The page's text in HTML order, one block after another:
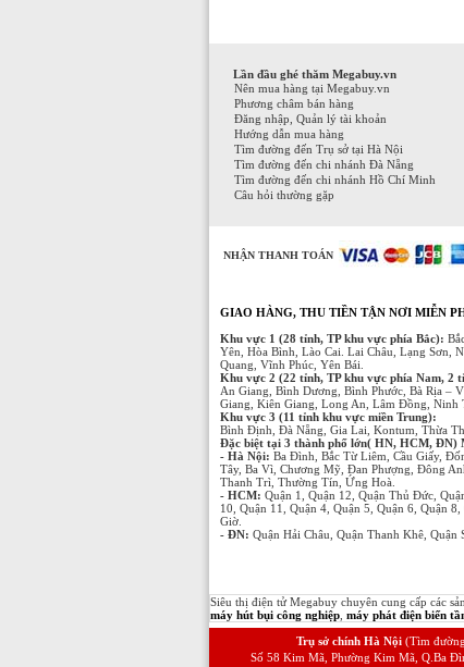
Lần đầu ghé thăm Megabuy.vn
Nên mua hàng tại Megabuy.vn
Phương châm bán hàng
Đăng nhập, Quản lý tài khoản
Hướng dẫn mua hàng
Tìm đường đến Trụ sở tại Hà Nội
Tìm đường đến chi nhánh Đà Nẵng
Tìm đường đến chi nhánh Hồ Chí Minh
Câu hỏi thường gặp
NHẬN THANH TOÁN
GIAO HÀNG, THU TIỀN TẬN NƠI MIỄN
Khu vực 1 (28 tỉnh, TP khu vực phía Bắc):
Yên, Hòa Bình, Lào Cai. Lai Châu, Lạng Sơn,
Quang, Vĩnh Phúc, Yên Bái.
Khu vực 2 (22 tỉnh, TP khu vực phía Nam, 2
An Giang, Bình Dương, Bình Phước, Bà Rịa –
Giang, Kiên Giang, Long An, Lâm Đồng, Ninh
Khu vực 3 (11 tỉnh khu vực miền Trung):
Bình Định, Đà Nẵng, Gia Lai, Kontum, Thừa
Đặc biệt tại 3 thành phố lớn( HN, HCM, ĐN)
- Hà Nội: Ba Đình, Bắc Từ Liêm, Cầu Giấy,
Tây, Ba Vì, Chương Mỹ, Đan Phượng, Đông
Thanh Trì, Thường Tín, Ứng Hoà.
- HCM: Quận 1, Quận 12, Quận Thủ Đức,
10, Quận 11, Quận 4, Quận 5, Quận 6, Quận
Giờ.
- ĐN: Quận Hải Châu, Quận Thanh Khê, Quận
Siêu thị điện tử Megabuy chuyên cung cấp các
máy hút bụi công nghiệp máy phát điện biến
Trụ sở chính Hà Nội (Tìm
Số 58 Kim Mã, Phường Kim Mã, Q.Ba